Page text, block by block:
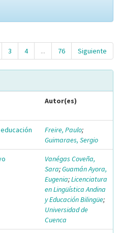
3 4 ... 76 Siguiente
Autor(es)
Freire, Paulo;
Guimaraes, Sergio
Vanégas Coveña,
Sara;Guamán Ayora,
Eugenia;Licenciatura
en Lingüística Andina
y Educación Bilingüe;
Universidad de
Cuenca